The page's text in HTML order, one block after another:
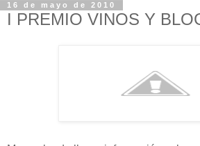
16 de mayo de 2010
I PREMIO VINOS Y